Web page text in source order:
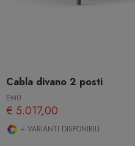
Cabla divano 2 posti
EMU
€ 5.017,00
+ VARIANTI DISPONIBILI